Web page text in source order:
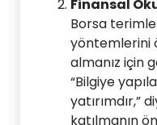
Finansal
Borsa
yöntemlerini
almanız için
“Bilgiye
yatırımdır,”
katılmanın